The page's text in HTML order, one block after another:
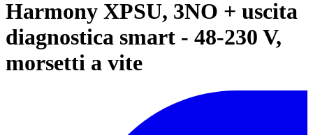
Harmony XPSU, 3NO + uscita
diagnostica smart - 48-230 V,
morsetti a vite